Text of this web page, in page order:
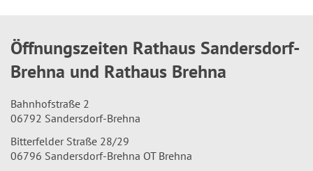
Öffnungszeiten Rathaus Sandersdorf-
Brehna und Rathaus Brehna
Bahnhofstraße 2
06792 Sandersdorf-Brehna
Bitterfelder Straße 28/29
06796 Sandersdorf-Brehna OT Brehna